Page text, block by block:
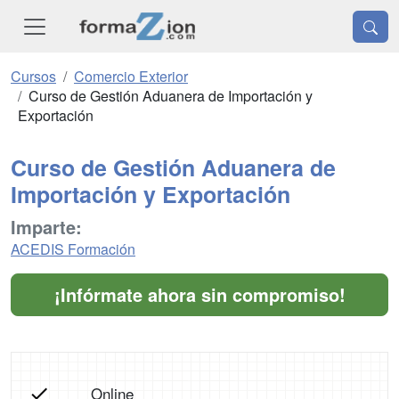
Cursos
Comercio Exterior
Curso de Gestión Aduanera de Importación y
Exportación
Curso de Gestión Aduanera de
Importación y Exportación
Imparte:
ACEDIS Formación
¡Infórmate ahora sin compromiso!
Online